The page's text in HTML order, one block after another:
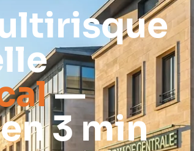
—
3 min